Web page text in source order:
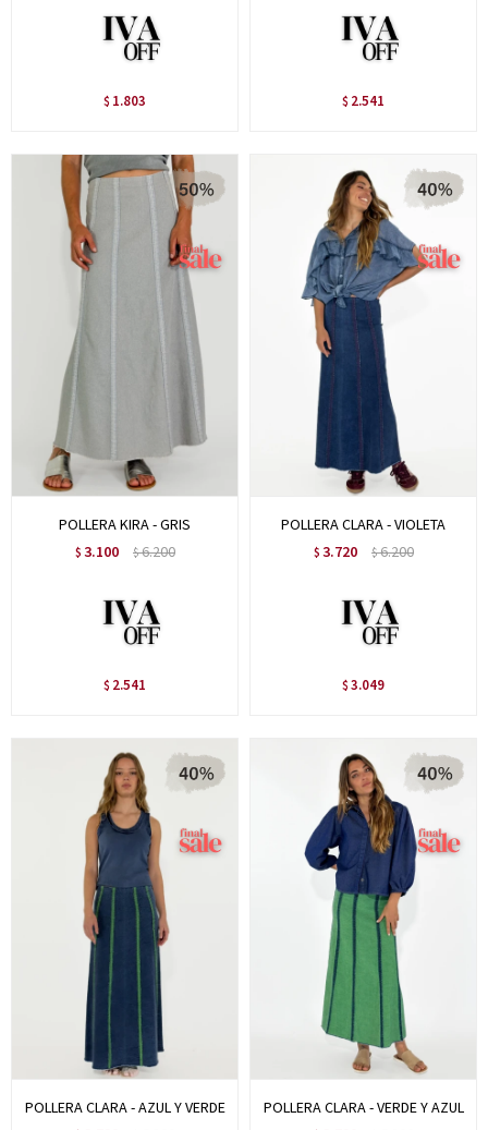
$ 1.803 $ 2.541
POLLERA KIRA - GRIS
$ 3.100 $6.200
$ 2.541
POLLERA CLARA - VIOLETA
$ 3.720 $6.200
$ 3.049
POLLERA CLARA - AZUL Y VERDE POLLERA CLARA - VERDE Y AZUL